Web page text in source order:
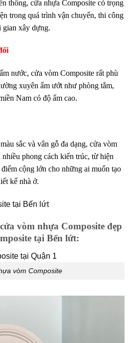
thống, cửa nhựa Composite có trọng
trong quá trình vận chuyển, thi công
gian xây dựng.
nước, cửa vòm Composite rất phù
xuyên ẩm ướt như phòng tắm,
Nam có độ ẩm cao.
sắc và vân gỗ đa dạng, cửa vòm
phong cách kiến trúc, từ hiện
cộng lớn cho những ai muốn tạo
kế nhà ở.
tại Bến lứt
vòm nhựa Composite đẹp
tại Bến lứt:
vòm Composite